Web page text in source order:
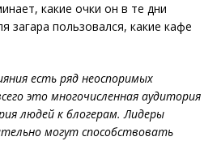
какие очки он в те дни
загара пользовался, какие кафе
есть ряд неоспоримых
это многочисленная аудитория
людей к блогерам. Лидеры
могут способствовать